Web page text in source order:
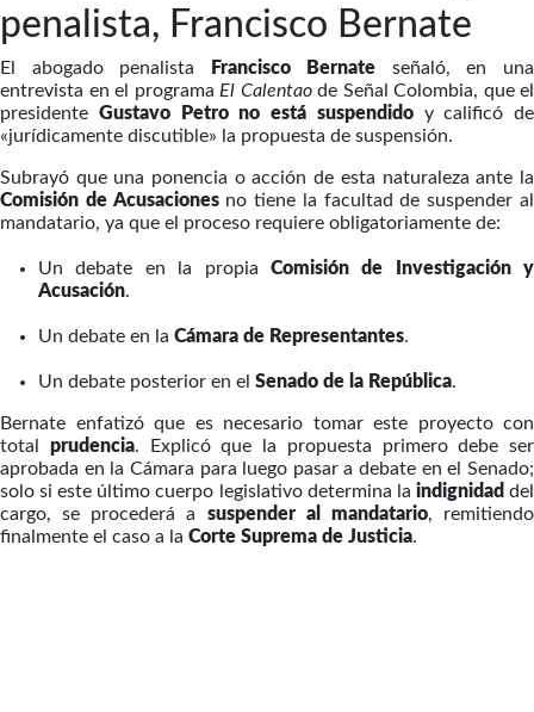
penalista, Francisco Bernate
El abogado penalista Francisco Bernate señaló, en una
entrevista en el programa El Calentaode Señal Colombia, que el
presidente Gustavo Petro no está suspendidoy calificó de
«jurídicamente discutible» la propuesta de suspensión.
Subrayó que una ponencia o acción de esta naturaleza ante la
Comisión de Acusacionesno tiene la facultad de suspender al
mandatario, ya que el proceso requiere obligatoriamente de:
Un debate en la propia Comisión de Investigación y
Acusación.
Un debate en la Cámara de Representantes.
Un debate posterior en el Senado de la República.
Bernate enfatizó que es necesario tomar este proyecto con
total prudencia. Explicó que la propuesta primero debe ser
aprobada en la Cámara para luego pasar a debate en el Senado;
solo si este último cuerpo legislativo determina la indignidad del
cargo, se procederá a suspender al mandatario, remitiendo
finalmente el caso a la Corte Suprema de Justicia.